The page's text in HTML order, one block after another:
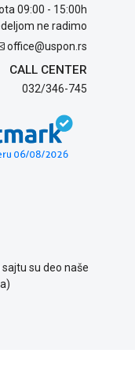
09:00 - 15:00h
ne radimo
office@uspon.rs
CALL CENTER
032/346-745
su deo naše